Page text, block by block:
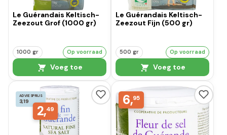
Le Guérandais Keltisch-
Zeezout Grof (1000 gr)
1000 gr Op voorraad
Voeg toe
Le Guérandais Keltisch-
Zeezout Fijn (500 gr)
500 gr Op voorraad
Voeg toe
ADVIESPRIJS
3,19
2,49
6,95